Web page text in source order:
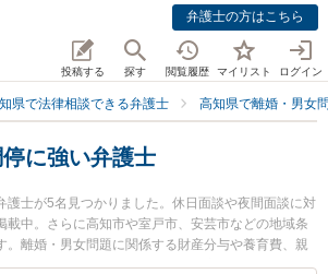
弁護士の方はこちら
投稿する 探す 閲覧履歴 マイリスト ログイン
県で法律相談できる弁護士 高知県で離婚・男女
に強い弁護士
護士が5名見つかりました。休日面談や夜間面談に対
載中。さらに高知市や室戸市、安芸市などの地域条
。離婚・男女問題に関係する財産分与や養育費、親
込み検索もでき便利です。特に御座法律事務所の久